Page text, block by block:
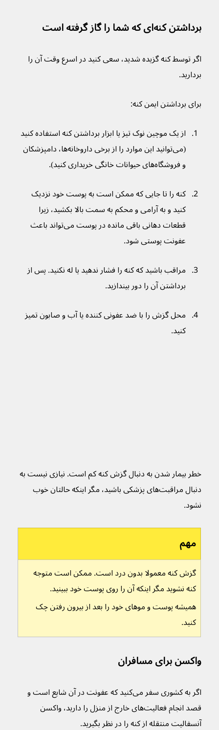
برداشتن کنه‌ای که شما را گاز گرفته است
اگر توسط کنه گزیده شدید، سعی کنید در اسرع وقت آن را
بردارید.
برای برداشتن ایمن کنه:
از یک موچین نوک تیز یا ابزار برداشتن کنه استفاده کنید
(می‌توانید این موارد را از برخی داروخانه‌ها، دامپزشکان
و فروشگاه‌های حیوانات خانگی خریداری کنید).
کنه را تا جایی که ممکن است به پوست خود نزدیک
کنید و به آرامی و محکم به سمت بالا بکشید، زیرا
قطعات دهانی باقی مانده در پوست می‌تواند باعث
عفونت پوستی شود.
مراقب باشید که کنه را فشار ندهید یا له نکنید. پس از
برداشتن آن را دور بیندازید.
محل گزش را با ضد عفونی کننده یا آب و صابون تمیز
کنید.
خطر بیمار شدن به دنبال گزش کنه کم است. نیازی نیست به
دنبال مراقبت‌های پزشکی باشید، مگر اینکه حالتان خوب
نشود.
مهم
گزش کنه معمولا بدون درد است. ممکن است متوجه
کنه نشوید مگر اینکه آن را روی پوست خود ببینید.
همیشه پوست و موهای خود را بعد از بیرون رفتن چک
کنید.
واکسن برای مسافران
اگر به کشوری سفر می‌کنید که عفونت در آن شایع است و
قصد انجام فعالیت‌های خارج از منزل را دارید، واکسن
آنسفالیت منتقله از کنه را در نظر بگیرید.